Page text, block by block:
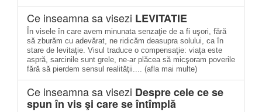
Ce inseamna sa visezi LEVITATIE
În visele în care avem minunata senzaţie de a fi uşori, fără
să zburăm cu adevărat, ne ridicăm deasupra solului, ca în
stare de levitaţie. Visul traduce o compensaţie: viaţa este
aspră, sarcinile sunt grele, ne-ar plăcea să micşoram poverile
fără să pierdem sensul realităţii.... (afla mai multe)
Ce inseamna sa visezi Despre cele ce se
spun în vis şi care se întîmplă